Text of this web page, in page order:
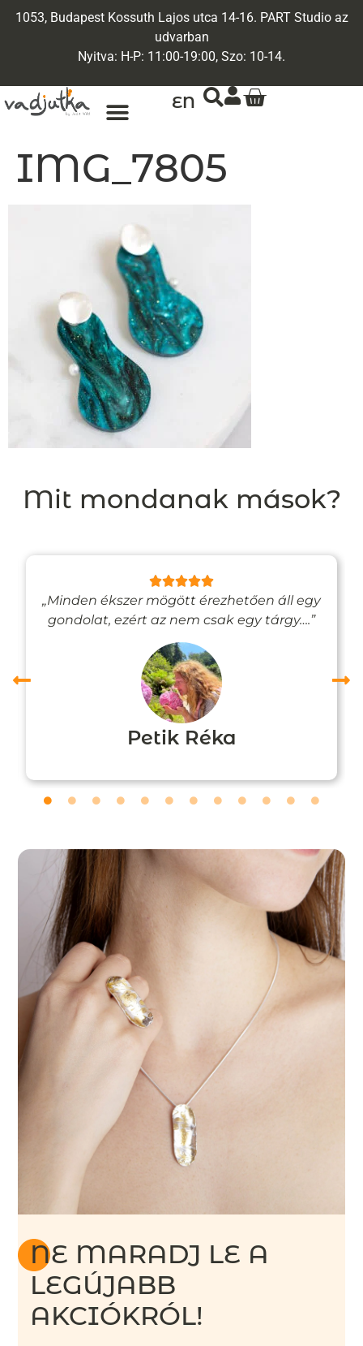
1053, Budapest Kossuth Lajos utca 14-16. PART Studio az
udvarban
Nyitva: H-P: 11:00-19:00, Szo: 10-14.
EN
IMG_7805
Mit mondanak mások?
„Minden ékszer mögött érezhetően áll egy
gondolat, ezért az nem csak egy tárgy….”
Petik Réka
NE MARADJ LE A
LEGÚJABB
AKCIÓKRÓL!